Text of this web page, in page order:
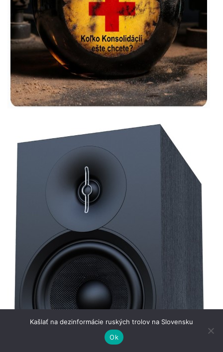
Kašlať na dezinformácie ruských trolov na Slovensku
Ok